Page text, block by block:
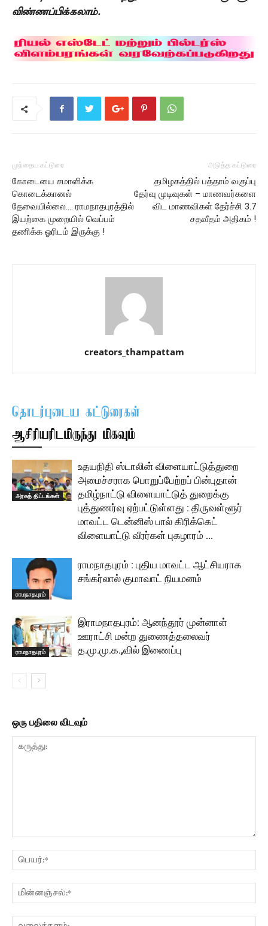
விண்ணப்பிக்கலாம்.
முந்தைய கட்டுரை
கோடையை சமாளிக்க
கொடைக்கானல்
தேவையில்லை…. ராமநாதபுரத்தில்
இயற்கை முறையில் வெப்பம்
தணிக்க ஓரிடம் இருக்கு !
அடுத்த கட்டுரை
தமிழகத்தில் பத்தாம் வகுப்பு
தேர்வு முடிவுகள் – மாணவர்களை
விட மாணவிகள் தேர்ச்சி 3.7
சதவீதம் அதிகம் !
creators_thampattam
தொடர்புடைய கட்டுரைகள்
ஆசிரியரிடமிருந்து மிகவும்
அரசுத் திட்டங்கள்
உதயநிதி ஸ்டாலின் விளையாட்டுத்துறை
அமைச்சராக பொறுப்பேற்றப் பின்புதான்
தமிழ்நாட்டு விளையாட்டுத் துறைக்கு
புத்துணர்வு ஏற்பட்டுள்ளது : திருவள்ளூர்
மாவட்ட டென்னிஸ் பால் கிரிக்கெட்
விளையாட்டு வீரர்கள் புகழாரம் …
ராமநாதபுரம்
ராமநாதபுரம் : புதிய மாவட்ட ஆட்சியராக
சங்கர்லால் குமாவாட் நியமனம்
ராமநாதபுரம்
இராமநாதபுரம்: ஆனந்தூர் முன்னாள்
ஊராட்சி மன்ற துணைத்தலைவர்
த.மு.மு.க.,வில் இணைப்பு
ஒரு பதிலை விடவும்